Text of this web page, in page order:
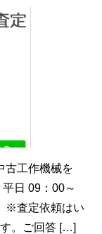
古工作機械を
日 09：00～
※査定依頼はい
。ご回答 […]